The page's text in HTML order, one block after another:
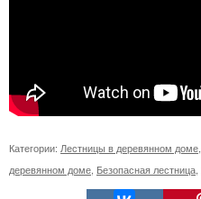
Категории: Лестницы в деревянном доме
деревянном доме Безопасная лестница